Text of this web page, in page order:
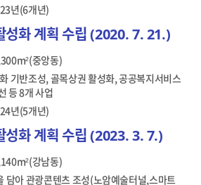
년(6개년)
성화 계획 수립 (2020. 7. 21.)
중앙동)
기반조성, 골목상권 활성화, 공공복지서비스
등 8개 사업
년(5개년)
성화 계획 수립 (2023. 3. 7.)
강남동)
담아 관광콘텐츠 조성(노암예술터널,스마트